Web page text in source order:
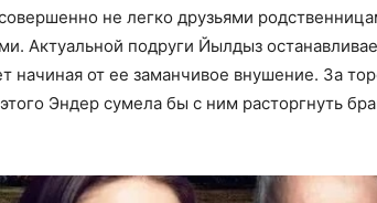
не легко друзьями
Актуальной подруги Йылдыз
от ее заманчивое внушение. За
Эндер сумела бы с ним расторгнуть